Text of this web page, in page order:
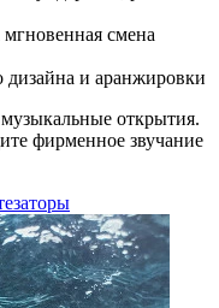
смена
дизайна и аранжировки
открытия.
фирменное звучание